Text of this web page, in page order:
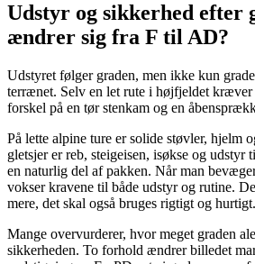
Udstyr og sikkerhed efter
ændrer sig fra F til AD?
Udstyret følger graden, men ikke kun
terrænet. Selv en let rute i højfjeldet kræver
forskel på en tør stenkam og en
På lette alpine ture er solide støvler, hjelm
gletsjer er reb, steigeisen, isøkse og
en naturlig del af pakken. Når man
vokser kravene til både udstyr og rutine.
mere, det skal også bruges rigtigt og hurtigt.
Mange overvurderer, hvor meget graden
sikkerheden. To forhold ændrer billedet